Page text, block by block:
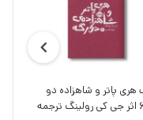
هری پاتر و شاهزاده دو
رگه 6 اثر جی کی رولینگ ترجمه